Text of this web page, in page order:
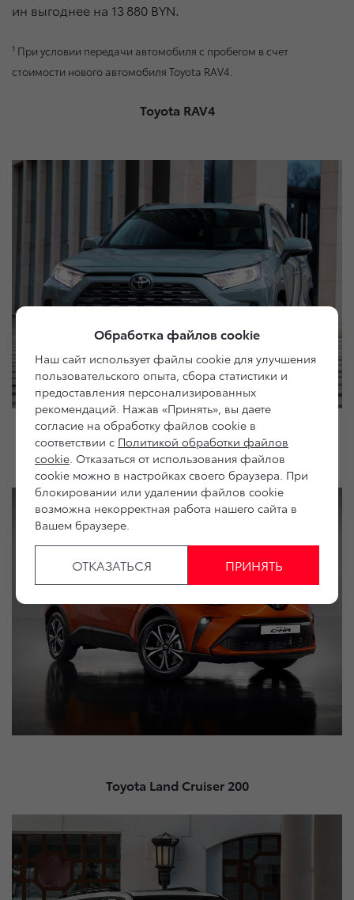
ин выгоднее на 13 880 BYN.
1 При условии передачи автомобиля с пробегом в счет
стоимости нового автомобиля Toyota RAV4.
Toyota RAV4
Toyota C-HR
Toyota Land Cruiser 200
Обработка файлов cookie
Наш сайт использует файлы cookie для улучшения
пользовательского опыта, сбора статистики и
предоставления персонализированных
рекомендаций. Нажав «Принять», вы даете
согласие на обработку файлов cookie в
соответствии с Политикой обработки файлов
cookie. Отказаться от использования файлов
cookie можно в настройках своего браузера. При
блокировании или удалении файлов cookie
возможна некорректная работа нашего сайта в
Вашем браузере.
ОТКАЗАТЬСЯ ПРИНЯТЬ